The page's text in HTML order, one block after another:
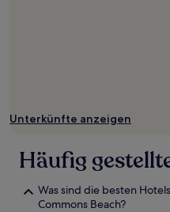
Unterkünfte anzeigen
Häufig
Was sind die besten
Commons Beach?